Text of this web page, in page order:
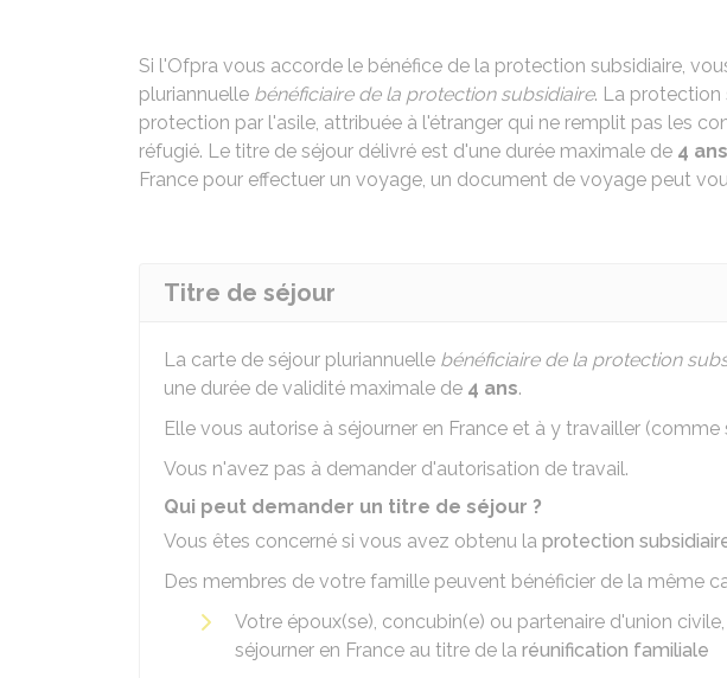
Si l'Ofpra vous accorde le bénéfice de la protection subsidiaire,
pluriannuelle bénéficiaire de la protection subsidiaire. La protection
protection par l'asile, attribuée à l'étranger qui ne remplit pas les
réfugié. Le titre de séjour délivré est d'une durée maximale de 4
France pour effectuer un voyage, un document de voyage peut
Titre de séjour
La carte de séjour pluriannuelle bénéficiaire de la protection
une durée de validité maximale de 4 ans.
Elle vous autorise à séjourner en France et à y travailler (comme
Vous n'avez pas à demander d'autorisation de travail.
Qui peut demander un titre de séjour ?
Vous êtes concerné si vous avez obtenu la protection
Des membres de votre famille peuvent bénéficier de la même
Votre époux(se), concubin(e) ou partenaire d'union
séjourner en France au titre de la réunification familiale